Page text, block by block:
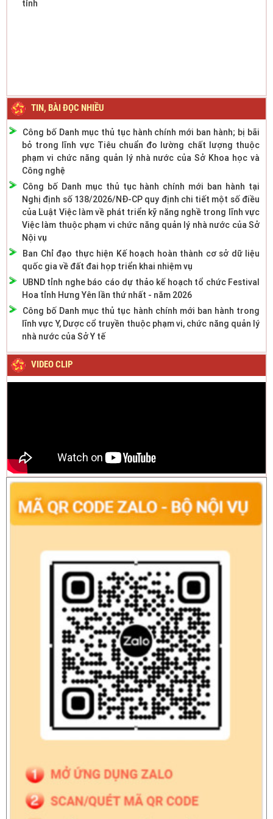
TIN, BÀI ĐỌC NHIỀU
Công bố Danh mục thủ tục hành chính mới ban hành; bị bãi
bỏ trong lĩnh vực Tiêu chuẩn đo lường chất lượng thuộc
phạm vi chức năng quản lý nhà nước của Sở Khoa học và
Công nghệ
Công bố Danh mục thủ tục hành chính mới ban hành tại
Nghị định số 138/2026/NĐ-CP quy định chi tiết một số điều
của Luật Việc làm về phát triển kỹ năng nghề trong lĩnh vực
Việc làm thuộc phạm vi chức năng quản lý nhà nước của Sở
Nội vụ
Ban Chỉ đạo thực hiện Kế hoạch hoàn thành cơ sở dữ liệu
quốc gia về đất đai họp triển khai nhiệm vụ
UBND tỉnh nghe báo cáo dự thảo kế hoạch tổ chức Festival
Hoa tỉnh Hưng Yên lần thứ nhất - năm 2026
Công bố Danh mục thủ tục hành chính mới ban hành trong
lĩnh vực Y, Dược cổ truyền thuộc phạm vi, chức năng quản lý
nhà nước của Sở Y tế
VIDEO CLIP